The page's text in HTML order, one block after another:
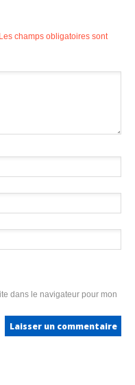
Les champs obligatoires sont
dans le navigateur pour mon